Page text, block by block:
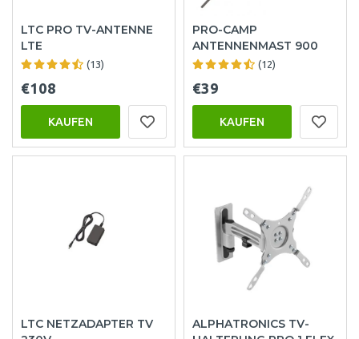
LTC PRO TV-ANTENNE
LTE
(13)
€108
KAUFEN
PRO-CAMP
ANTENNENMAST 900
(12)
€39
KAUFEN
LTC NETZADAPTER TV
ALPHATRONICS TV-